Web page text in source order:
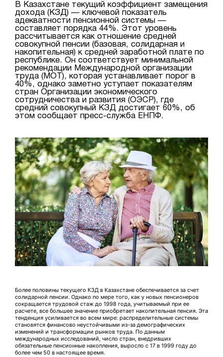
В Казахстане текущий коэффициент замещения
дохода (КЗД) — ключевой показатель
адекватности пенсионной системы —
составляет порядка 44%. Этот уровень
рассчитывается как отношение средней
совокупной пенсии (базовая, солидарная и
накопительная) к средней заработной плате по
республике. Он соответствует минимальной
рекомендации Международной организации
труда (МОТ), которая устанавливает порог в
40%, однако заметно уступает показателям
стран Организации экономического
сотрудничества и развития (ОЭСР), где
средний совокупный КЗД достигает 60%, об
этом сообщает пресс-служба ЕНПФ.
Более половины текущего КЗД в Казахстане обеспечивается за счет
солидарной пенсии. Однако по мере того, как у новых пенсионеров
сокращается трудовой стаж до 1998 года, учитываемый при ее
расчете, все большее значение приобретает накопительная пенсия. Эта
тенденция усиливается во всем мире: распределительные системы
становятся финансово неустойчивыми из-за демографических
изменений и трансформации рынков труда. По данным
международных исследований, число стран, внедривших
обязательные пенсионные накопления, выросло с 17 в 1999 году до
более чем 50 в настоящее время.